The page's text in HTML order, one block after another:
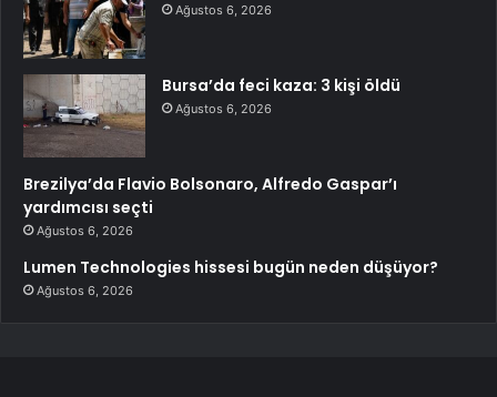
Ağustos 6, 2026
Bursa’da feci kaza: 3 kişi öldü
Ağustos 6, 2026
Brezilya’da Flavio Bolsonaro, Alfredo Gaspar’ı
yardımcısı seçti
Ağustos 6, 2026
Lumen Technologies hissesi bugün neden düşüyor?
Ağustos 6, 2026